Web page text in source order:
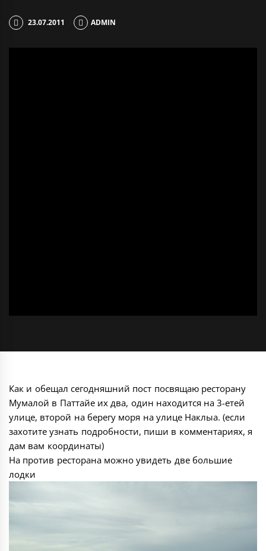
23.07.2011 ADMIN
Как и обещал сегодняшний пост посвящаю ресторану
Мумалой в Паттайе их два, один находится на 3-етей
улице, второй на берегу моря на улице Наклыа. (если
захотите узнать подробности, пиши в комментариях, я
дам вам координаты)
На против ресторана можно увидеть две большие
лодки